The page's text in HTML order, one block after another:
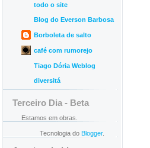
todo o site
Blog do Everson Barbosa
Borboleta de salto
café com rumorejo
Tiago Dória Weblog
diversitá
Terceiro Dia - Beta
Estamos em obras.
Tecnologia do Blogger.